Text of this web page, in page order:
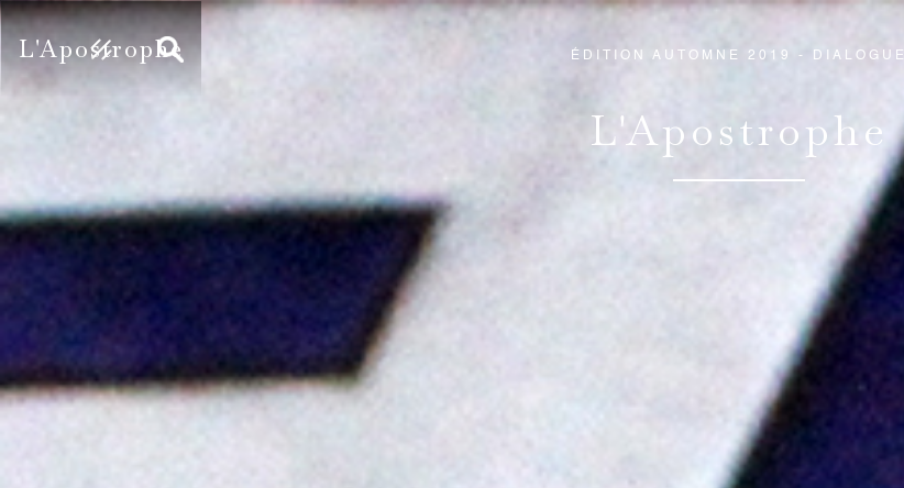
L'Apostrophe ÉDITION AUTOMNE 2019 - DIALOGUE
L'Apostrophe